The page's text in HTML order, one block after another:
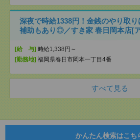
深夜で時給1338円！金銭のやり取
補助もあり◎／すき家 春日岡本店[
[給 与] 時給1,338円～
[勤務地] 福岡県春日市岡本一丁目4番
すべて見る
かんたん検索はこち